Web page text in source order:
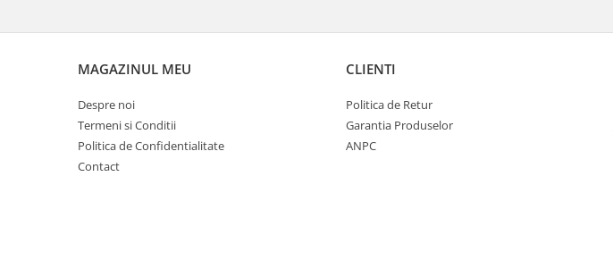
MAGAZINUL MEU
Despre noi
Termeni si Conditii
Politica de Confidentialitate
Contact
CLIENTI
Politica de Retur
Garantia Produselor
ANPC